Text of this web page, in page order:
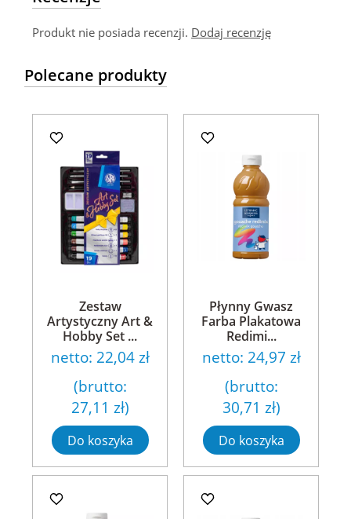
Produkt nie posiada recenzji. Dodaj recenzję
Polecane produkty
Zestaw
Artystyczny Art &
Hobby Set ...
netto: 22,04 zł
(brutto:
27,11 zł)
Do koszyka
Płynny Gwasz
Farba Plakatowa
Redimi...
netto: 24,97 zł
(brutto:
30,71 zł)
Do koszyka